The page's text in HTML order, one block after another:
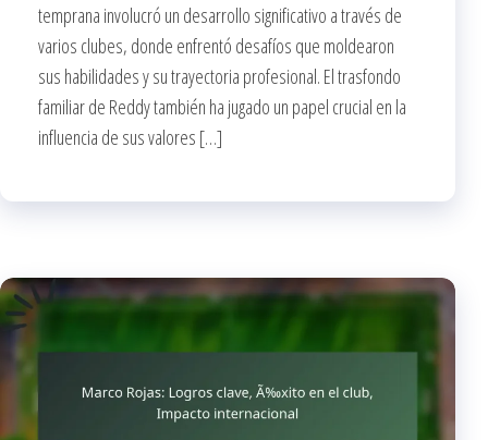
temprana involucró un desarrollo significativo a través de
varios clubes, donde enfrentó desafíos que moldearon
sus habilidades y su trayectoria profesional. El trasfondo
familiar de Reddy también ha jugado un papel crucial en la
influencia de sus valores […]